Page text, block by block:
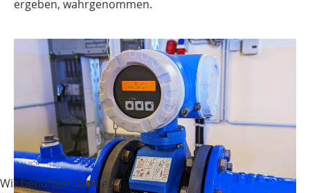
ergeben, wahrgenommen.
Wir benutzen Cookies